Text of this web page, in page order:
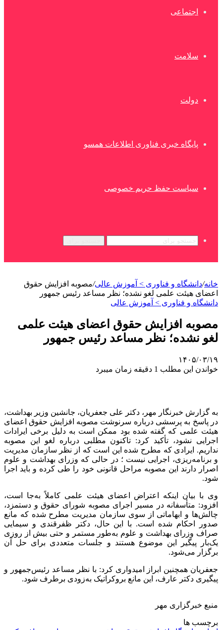
اجتماعی
سلامت
دولت
پایگاه خبری فناوری اطلاعات همسو
سیاست حفظ حریم خصوصی
خانه/دانشگاه و فناوری > آموزش عالی/مصوبه افزایش حقوق
اعضای هیئت علمی لغو نشده؛ نظر مساعد رئیس جمهور
دانشگاه و فناوری > آموزش عالی
مصوبه افزایش حقوق اعضای هیئت علمی
لغو نشده؛ نظر مساعد رئیس جمهور
۱۴۰۵/۰۳/۱۹
خواندن این مطلب 1 دقیقه زمان میبرد
به گزارش خبرنگار مهر، دکتر علی جعفریان، جانشین وزیر بهداشت،
در پاسخ به پرسشی درباره سرنوشت مصوبه افزایش حقوق اعضای
هیئت علمی که گفته شده بود ممکن است به دلیل برخی ایرادات
اجرایی نشود، تأکید کرد: تاکنون مطلبی درباره لغو این مصوبه
نداریم. ایرادی که مطرح شده این است که از نظر سازمان مدیریت
و برنامه‌ریزی، اجرایی نیست ؛ در حالی که وزرای بهداشت و علوم
اصرار دارند این مصوبه مراحل قانونی خود را طی کرده و باید اجرا
شود.
وی با بیان اینکه اعتراض اعضای هیئت علمی کاملاً به‌جا است،
افزود: متأسفانه در مسیر اجرای مصوبه شورای حقوق و دستمزد،
چالش‌ها و ابهاماتی از سوی سازمان مدیریت مطرح شده که مانع
صدور احکام شده است. با این حال، دکتر ظفرقندی و سیمایی
صراف وزرای بهداشت و علوم به‌طور مستمر و حتی بیش از روزی
یک‌بار پیگیر این موضوع هستند و جلسات متعددی برای حل آن
برگزار می‌شود.
جعفریان همچنین ابراز امیدواری کرد: با نظر مساعد رئیس‌جمهور و
پیگیری دکتر عارف، این مانع بروکراتیک به‌زودی برطرف شود.
منبع خبرگزاری مهر
برچسب ها